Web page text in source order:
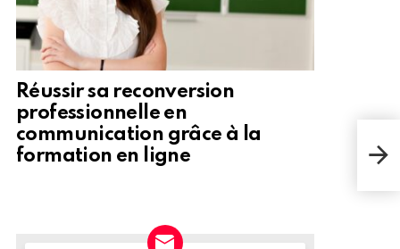
Réussir sa reconversion
professionnelle en
communication grâce à la
formation en ligne